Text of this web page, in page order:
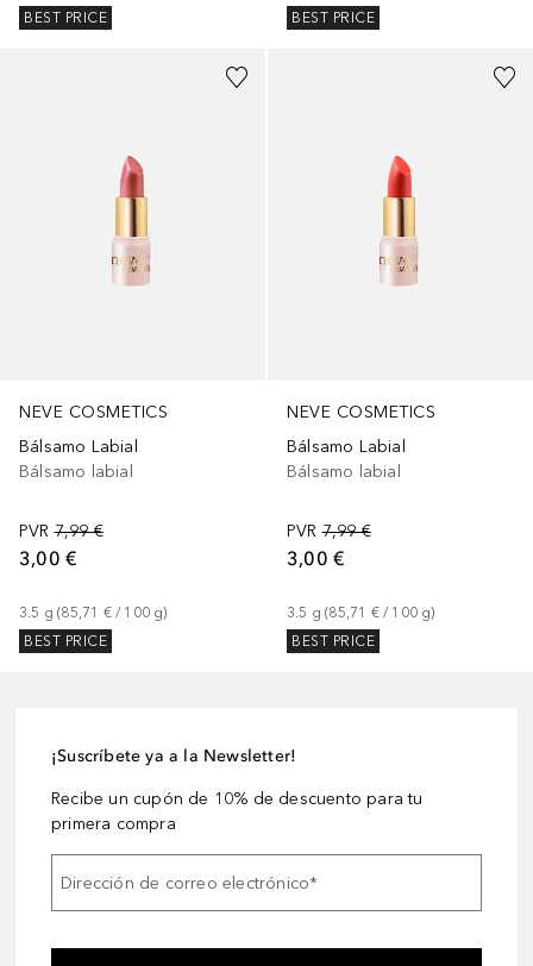
BEST PRICE
BEST PRICE
NEVE COSMETICS
Bálsamo Labial
Bálsamo labial
PVR 7,99 €
3,00 €
3.5 g (85,71 € / 100 g)
BEST PRICE
NEVE COSMETICS
Bálsamo Labial
Bálsamo labial
PVR 7,99 €
3,00 €
3.5 g (85,71 € / 100 g)
BEST PRICE
¡Suscríbete ya a la Newsletter!
Recibe un cupón de 10% de descuento para tu
primera compra
Dirección de correo electrónico*